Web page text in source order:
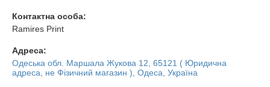
Контактна особа:
Ramires Print
Адреса:
Одеська обл. Маршала Жукова 12, 65121 ( Юридична
адреса, не Фізичний магазин ), Одеса, Україна